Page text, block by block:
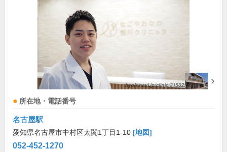
所在地・電話番号
名古屋駅
愛知県名古屋市中村区太閤1丁目1-10 [地図]
052-452-1270